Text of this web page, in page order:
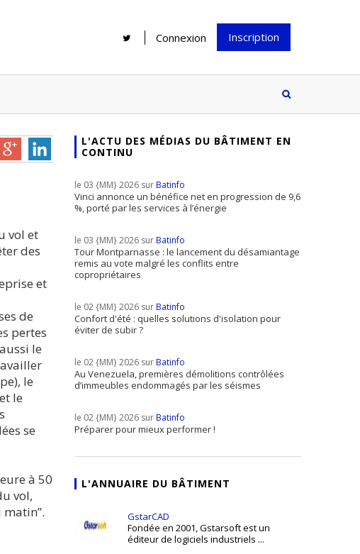
Connexion Inscription
idée mais...
Le print sous toutes ses formes a-t-
il encore sa place dans un monde
Rénover une salle de bains : gagner
supports
souhaitez inscrire
votre site à notre
annuaire ?
vol et
des
et
de
pertes
le
le
le
se
à 50
vol,
L'ACTU DES MÉDIAS DU BÂTIMENT EN
CONTINU
le 03 {MM} 2026 surBatinfo
Vinci annonce un bénéfice net en progression de 9,6
%, porté par les services à l’énergie
le 03 {MM} 2026 surBatinfo
Tour Montparnasse : le lancement du désamiantage
remis au vote malgré les conflits entre
copropriétaires
le 02 {MM} 2026 surBatinfo
Confort d'été : quelles solutions d'isolation pour
éviter de subir ?
le 02 {MM} 2026 surBatinfo
Au Venezuela, premières démolitions contrôlées
d’immeubles endommagés par les séismes
le 02 {MM} 2026 surBatinfo
Préparer pour mieux performer !
L'ANNUAIRE DU BÂTIMENT
GstarCAD
Fondée en 2001, Gstarsoft est un
éditeur de logiciels industriels ...